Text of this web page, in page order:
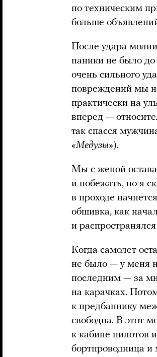
по техническим
больше
После удара
паники не было до
очень сильного
повреждений мы
практически на
вперед —
так спасся
«Медузы»).
Мы с женой
и побежать, но я
в проходе
обшивка, как
и
Когда самолет
не было — у меня
последним — за
на карачках.
к предбаннику
свободна. В этот
к кабине пилотов
бортпроводница и